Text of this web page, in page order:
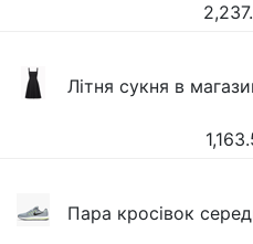
Літня сукня в
Пара кросівок